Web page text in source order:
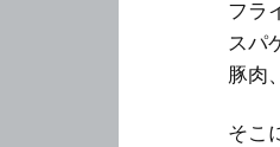
フラ
スパ
豚肉
そこ